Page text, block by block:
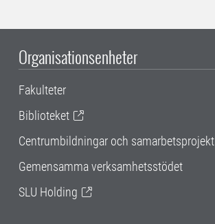
Organisationsenheter
Fakulteter
Biblioteket
Centrumbildningar och samarbetsprojekt
Gemensamma verksamhetsstödet
SLU Holding